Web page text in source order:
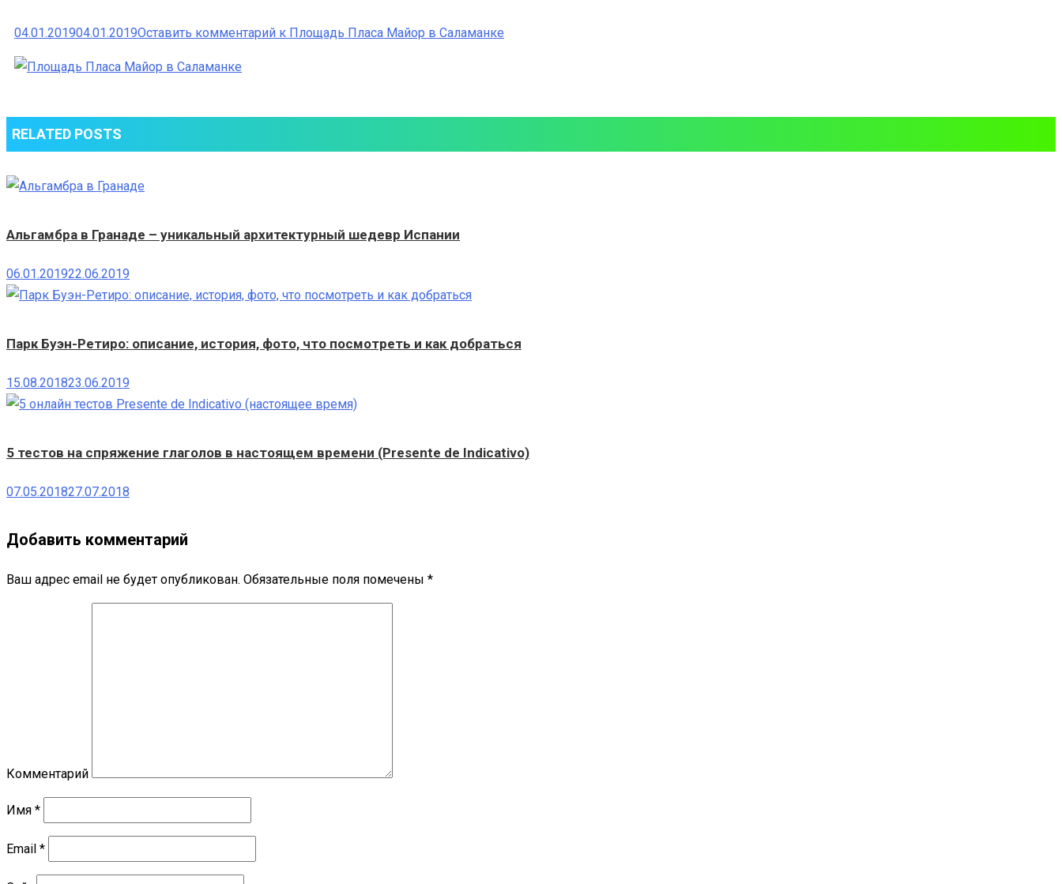
04.01.201904.01.2019Оставить комментарий к Площадь Пласа Майор в Саламанке
RELATED POSTS
Альгамбра в Гранаде – уникальный архитектурный шедевр Испании
06.01.201922.06.2019
Парк Буэн-Ретиро: описание, история, фото, что посмотреть и как добраться
15.08.201823.06.2019
5 тестов на спряжение глаголов в настоящем времени (Presente de Indicativo)
07.05.201827.07.2018
Добавить комментарий
Ваш адрес email не будет опубликован. Обязательные поля помечены *
Комментарий
Имя *
Email *